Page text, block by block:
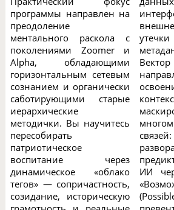
программы направлен на
преодоление
ментального раскола с
поколениями Zoomer и
Alpha, обладающими
горизонтальным сетевым
сознанием и органически
саботирующими старые
иерархические
методички. Вы научитесь
пересобирать
патриотическое
воспитание через
динамическое «облако
тегов» — сопричастность,
созидание, историческую
ИИ